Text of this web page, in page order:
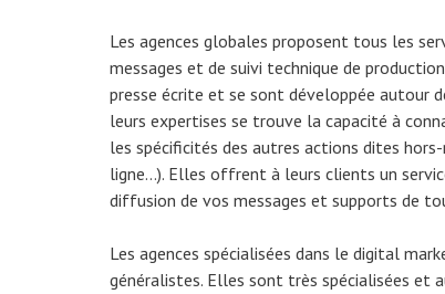
Les agences globales proposent tous les
messages et de suivi technique de
presse écrite et se sont développée autour
leurs expertises se trouve la capacité à
les spécificités des autres actions dites
ligne…). Elles offrent à leurs clients un
diffusion de vos messages et supports de
Les agences spécialisées dans le digital
généralistes. Elles sont très spécialisées et